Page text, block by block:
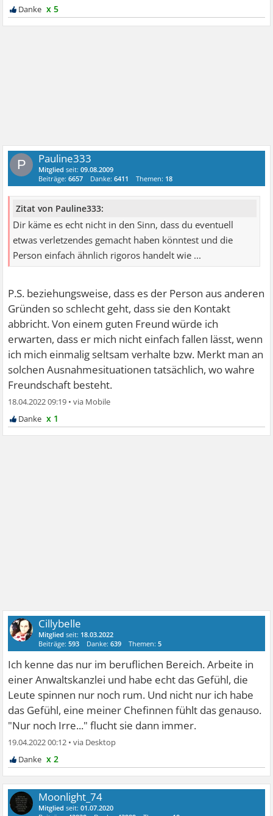
x 5
P Pauline333
Mitglied seit:09.08.2009
Beiträge:6657 Danke:6411 Themen: 18
Zitat von Pauline333:
Dir käme es echt nicht in den Sinn, dass du eventuell
etwas verletzendes gemacht haben könntest und die
Person einfach ähnlich rigoros handelt wie ...
P.S. beziehungsweise, dass es der Person aus anderen
Gründen so schlecht geht, dass sie den Kontakt
abbricht. Von einem guten Freund würde ich
erwarten, dass er mich nicht einfach fallen lässt, wenn
ich mich einmalig seltsam verhalte bzw. Merkt man an
solchen Ausnahmesituationen tatsächlich, wo wahre
Freundschaft besteht.
18.04.2022 09:19 •
x 1
Cillybelle
Mitglied seit: 18.03.2022
Beiträge:593 Danke:639 Themen:5
Ich kenne das nur im beruflichen Bereich. Arbeite in
einer Anwaltskanzlei und habe echt das Gefühl, die
Leute spinnen nur noch rum. Und nicht nur ich habe
das Gefühl, eine meiner Chefinnen fühlt das genauso.
"Nur noch Irre..." flucht sie dann immer.
19.04.2022 00:12 •
x 2
Moonlight_74
Mitglied seit:01.07.2020